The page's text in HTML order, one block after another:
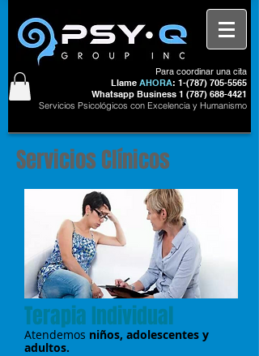
Para coordinar una cita
Llame AHORA: 1-(787) 705-5565
Whatsapp Business 1 (787) 688-4421
Servicios Psicológicos con Excelencia y Humanismo
Servicios Clínicos
Terapia Individual
Atendemos niños, adolescentes y
adultos.